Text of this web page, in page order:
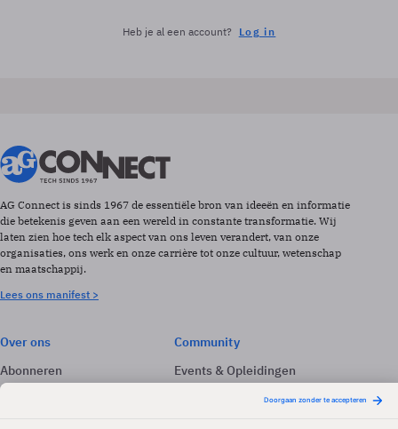
Heb je al een account? Log in
AG Connect is sinds 1967 de essentiële bron van ideeën en informatie
die betekenis geven aan een wereld in constante transformatie. Wij
laten zien hoe tech elk aspect van ons leven verandert, van onze
organisaties, ons werk en onze carrière tot onze cultuur, wetenschap
en maatschappij.
Lees ons manifest >
Over ons
Abonneren
Adverteren
Community
Events & Opleidingen